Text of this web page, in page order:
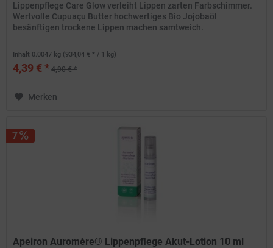
Lippenpflege Care Glow verleiht Lippen zarten Farbschimmer.
Wertvolle Cupuaçu Butter hochwertiges Bio Jojobaöl
besänftigen trockene Lippen machen samtweich.
Inhalt 0.0047 kg (934,04 € * / 1 kg)
4,39 € * 4,90 € *
Merken
7
Apeiron Auromère® Lippenpflege Akut-Lotion 10 ml